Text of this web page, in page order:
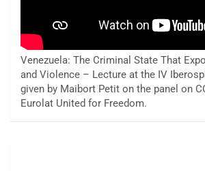
Venezuela: The Criminal State That
and Violence – Lecture at the IV
given by Maibort Petit on the panel on
Eurolat United for Freedom.